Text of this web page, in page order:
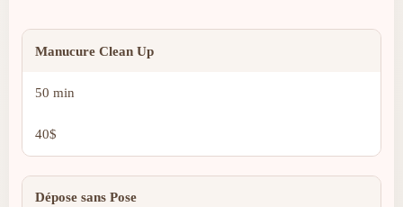
Manucure Clean Up
50 min
40$
Dépose sans Pose